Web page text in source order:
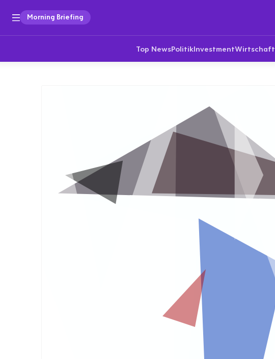
Morning Briefing
Top NewsPolitikInvestmentWirtschaft